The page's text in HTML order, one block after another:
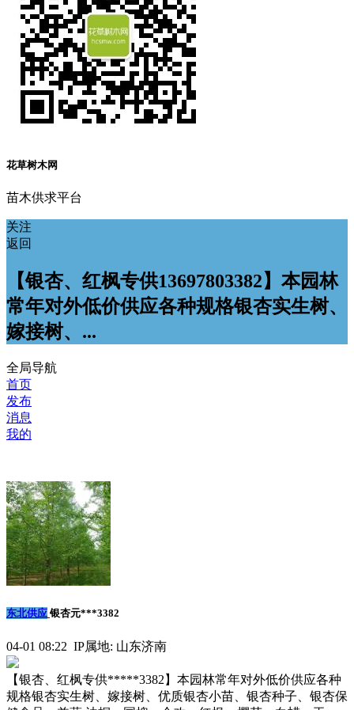
花草树木网
苗木供求平台
关注
返回
【银杏、红枫专供13697803382】本园林
常年对外低价供应各种规格银杏实生树、
嫁接树、...
全局导航
首页
发布
消息
我的
东北供应 银杏元***3382
04-01 08:22 IP属地: 山东济南
【银杏、红枫专供*****3382】本园林常年对外低价供应各种
规格银杏实生树、嫁接树、优质银杏小苗、银杏种子、银杏保